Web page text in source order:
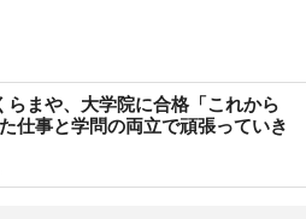
らまや、大学院に合格「これから
仕事と学問の両立で頑張っていき